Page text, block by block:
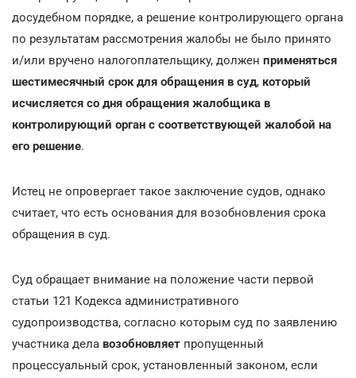
досудебном порядке, а решение контролирующего органа
по результатам рассмотрения жалобы не было принято
и/или вручено налогоплательщику, должен применяться
шестимесячный срок для обращения в суд, который
исчисляется со дня обращения жалобщика в
контролирующий орган с соответствующей жалобой на
его решение.
Истец не опровергает такое заключение судов, однако
считает, что есть основания для возобновления срока
обращения в суд.
Суд обращает внимание на положение части первой
статьи 121 Кодекса административного
судопроизводства, согласно которым суд по заявлению
участника дела возобновляет пропущенный
процессуальный срок, установленный законом, если